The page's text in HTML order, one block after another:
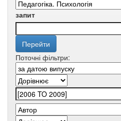
запит
Поточні фільтри: